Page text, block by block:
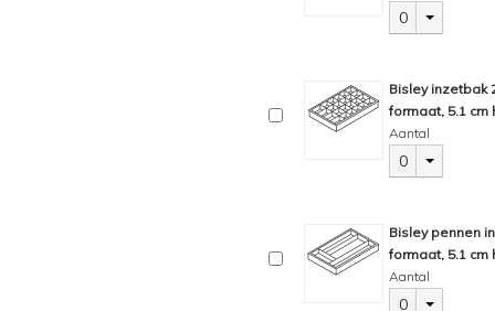
0
Bisley inzetbak
formaat, 5.1 cm
Aantal
0
Bisley pennen
formaat, 5.1 cm
Aantal
0